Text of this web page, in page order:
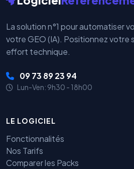
La solution n°1 pour automatiser
votre GEO (IA). Positionnez votre
effort technique.
09 73 89 23 94
Lun-Ven: 9h30 - 18h00
LE LOGICIEL
Fonctionnalités
Nos Tarifs
Comparer les Packs